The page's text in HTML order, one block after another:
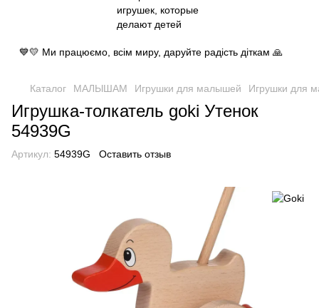
💙💛 Ми працюємо, всім миру, даруйте радість діткам 🙏
Каталог МАЛЫШАМ Игрушки для малышей Игрушки для
Игрушка-толкатель goki Утенок
54939G
Артикул: 54939G Оставить отзыв